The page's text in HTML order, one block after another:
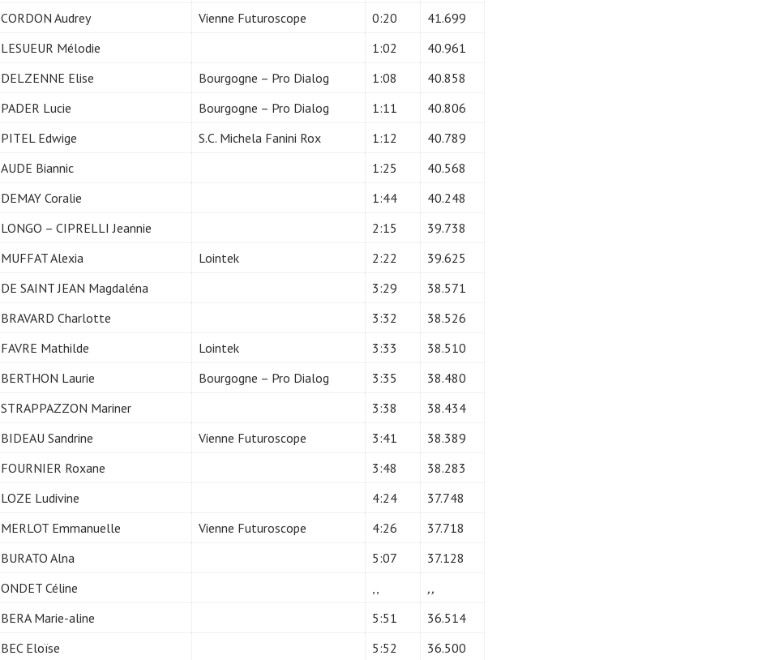
CORDON Audrey Vienne Futuroscope 0:20
41.699
LESUEUR Mélodie 1:02
40.961
DELZENNE Elise Bourgogne – Pro Dialog 1:08
40.858
PADER Lucie Bourgogne – Pro Dialog 1:11
40.806
PITEL Edwige S.C. Michela Fanini Rox 1:12
40.789
AUDE Biannic 1:25
40.568
DEMAY Coralie 1:44
40.248
LONGO – CIPRELLI Jeannie 2:15
39.738
MUFFAT Alexia Lointek 2:22
39.625
DE SAINT JEAN Magdaléna 3:29
38.571
BRAVARD Charlotte 3:32
38.526
FAVRE Mathilde Lointek 3:33
38.510
BERTHON Laurie Bourgogne – Pro Dialog 3:35
38.480
STRAPPAZZON Mariner 3:38
38.434
BIDEAU Sandrine Vienne Futuroscope 3:41
38.389
FOURNIER Roxane 3:48
38.283
LOZE Ludivine 4:24
37.748
MERLOT Emmanuelle Vienne Futuroscope 4:26
37.718
BURATO Alna 5:07
37.128
ONDET Céline
,,
BERA Marie-aline 5:51
36.514
BEC Eloïse 5:52 36.500